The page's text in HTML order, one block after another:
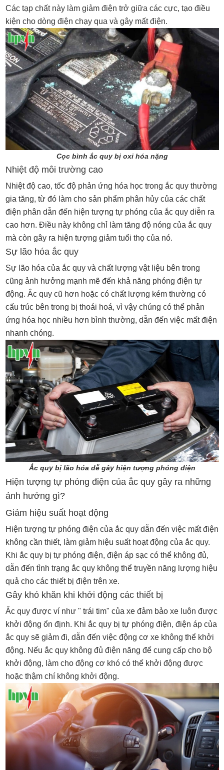
Các tạp chất này làm giảm điện trở giữa các cực, tạo điều
kiện cho dòng điện chạy qua và gây mất điện.
Cọc bình ắc quy bị oxi hóa nặng
Nhiệt độ môi trường cao
Nhiệt độ cao, tốc độ phản ứng hóa học trong ắc quy thường
gia tăng, từ đó làm cho sản phẩm phân hủy của các chất
điện phân dẫn đến hiện tượng tự phóng của ắc quy diễn ra
cao hơn. Điều này không chỉ làm tăng độ nóng của ắc quy
mà còn gây ra hiện tượng giảm tuổi thọ của nó.
Sự lão hóa ắc quy
Sự lão hóa của ắc quy và chất lượng vật liệu bên trong
cũng ảnh hưởng mạnh mẽ đến khả năng phóng điện tự
động. Ắc quy cũ hơn hoặc có chất lượng kém thường có
cấu trúc bên trong bị thoái hoá, vì vậy chúng có thể phản
ứng hóa học nhiều hơn bình thường, dẫn đến việc mất điện
nhanh chóng.
Ắc quy bị lão hóa dễ gây hiện tượng phóng điện
Hiện tượng tự phóng điện của ắc quy gây ra những
ảnh hưởng gì?
Giảm hiệu suất hoạt động
Hiện tượng tự phóng điện của ắc quy dẫn đến việc mất điện
không cần thiết, làm giảm hiệu suất hoạt động của ắc quy.
Khi ắc quy bị tự phóng điện, điện áp sạc có thể không đủ,
dẫn đến tình trạng ắc quy không thể truyền năng lượng hiệu
quả cho các thiết bị điện trên xe.
Gây khó khăn khi khởi động các thiết bị
Ắc quy được ví như " trái tim" của xe đảm bảo xe luôn được
khởi động ổn định. Khi ắc quy bị tự phóng điện, điện áp của
ắc quy sẽ giảm đi, dẫn đến việc động cơ xe không thể khởi
động. Nếu ắc quy không đủ điện năng để cung cấp cho bộ
khởi động, làm cho động cơ khó có thể khởi động được
hoặc thậm chí không khởi động.